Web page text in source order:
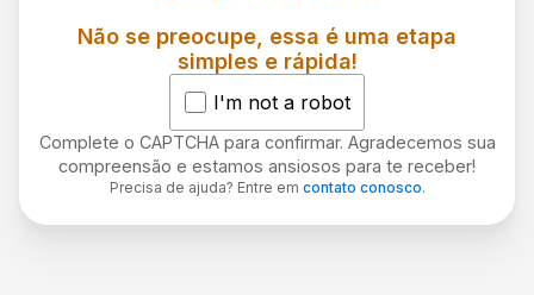
Não se preocupe, essa é uma etapa
simples e rápida!
I'm not a robot
Complete o CAPTCHA para confirmar. Agradecemos sua
compreensão e estamos ansiosos para te receber!
Precisa de ajuda? Entre em contato conosco.